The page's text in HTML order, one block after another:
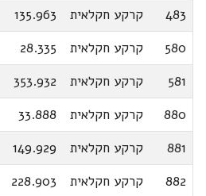
483
קרקע חקלאית
135.963
580
קרקע חקלאית
28.335
581
קרקע חקלאית
353.932
880
קרקע חקלאית
33.888
881
קרקע חקלאית
149.929
882
קרקע חקלאית
228.903